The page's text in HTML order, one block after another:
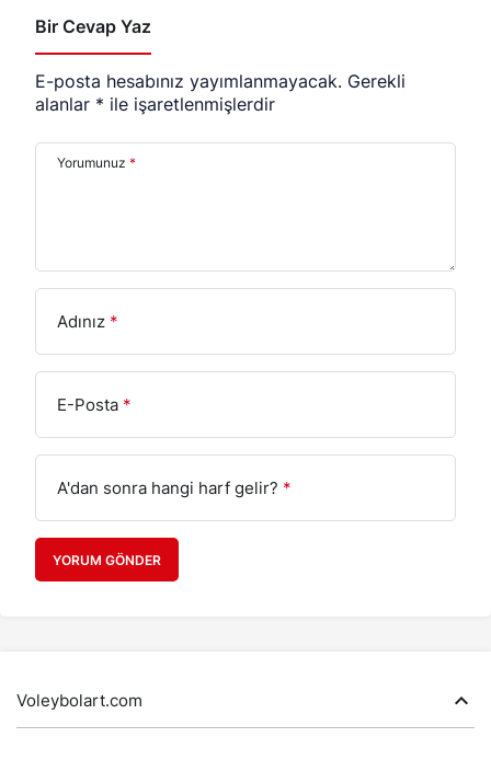
Bir Cevap Yaz
E-posta hesabınız yayımlanmayacak. Gerekli
alanlar * ile işaretlenmişlerdir
Yorumunuz *
Adınız *
E-Posta *
A'dan sonra hangi harf gelir? *
YORUM GÖNDER
Voleybolart.com